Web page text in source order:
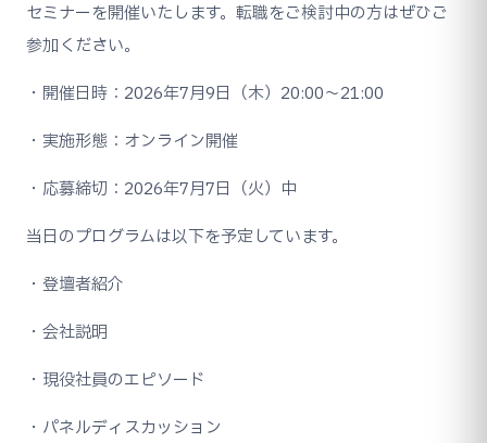
セミナーを開催いたします。転職をご検討中の方はぜひご
参加ください。
・開催日時：2026年7月9日（木）20:00〜21:00
・実施形態：オンライン開催
・応募締切：2026年7月7日（火）中
当日のプログラムは以下を予定しています。
・登壇者紹介
・会社説明
・現役社員のエピソード
・パネルディスカッション